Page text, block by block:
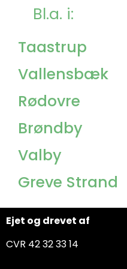
Bl.a. i:
Taastrup
Vallensbæk
Rødovre
Brøndby
Valby
Greve Strand
Ejet og drevet af
CVR 42 32 33 14